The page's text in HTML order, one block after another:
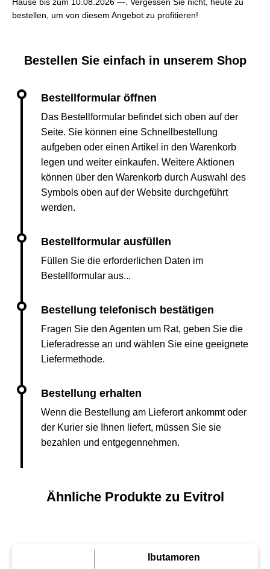
bestellen, um von diesem Angebot zu profitieren!
Bestellen Sie einfach in unserem Shop
Das Bestellformular befindet sich oben auf der
Seite. Sie können eine Schnellbestellung
aufgeben oder einen Artikel in den Warenkorb
legen und weiter einkaufen. Weitere Aktionen
können über den Warenkorb durch Auswahl des
Symbols oben auf der Website durchgeführt
werden.
Füllen Sie die erforderlichen Daten im
Bestellformular aus...
Fragen Sie den Agenten um Rat, geben Sie die
Lieferadresse an und wählen Sie eine geeignete
Liefermethode.
Wenn die Bestellung am Lieferort ankommt oder
der Kurier sie Ihnen liefert, müssen Sie sie
bezahlen und entgegennehmen.
Ähnliche Produkte zu Evitrol
Ibutamoren